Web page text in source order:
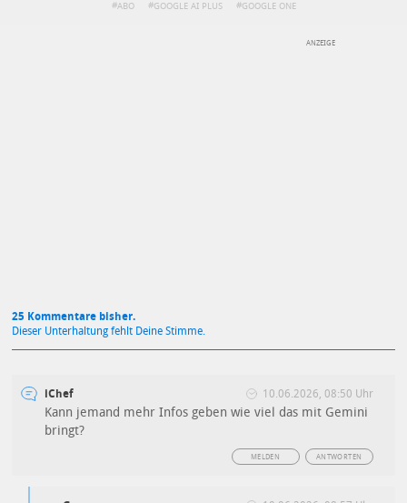
ABO GOOGLE AI PLUS GOOGLE ONE
25 Kommentare bisher.
Dieser Unterhaltung fehlt Deine Stimme.
iChef 10.06.2026, 08:50 Uhr
Kann jemand mehr Infos geben wie viel das mit Gemini
bringt?
ANTWORTEN
MELDEN